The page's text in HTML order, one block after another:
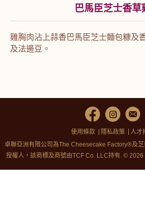
巴馬臣芝士香草
雞胸肉沾上蒜香巴馬臣芝士麵包糠及
及法邊豆。
使用條款 隱私政策
人才
卓聯亞洲有限公司為The Cheesecake Factory®及
授權人，該商標及商號由TCF Co. LLC持有. ©